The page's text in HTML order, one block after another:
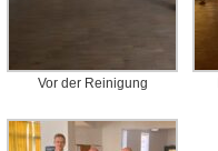
Vor der Reinigung